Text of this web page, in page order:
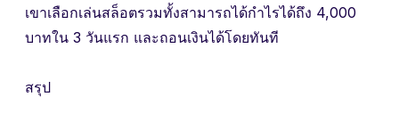
เขาเลือกเล่นสล็อตรวมทั้งสามารถได้กำไรได้ถึง 4,000
บาทใน 3 วันแรก และถอนเงินได้โดยทันที
สรุป